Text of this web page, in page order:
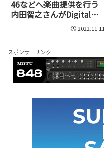
46などへ楽曲提供を行う
内田智之さんがDigital
Performerを愛用するワケ
2022.11.11
スポンサーリンク